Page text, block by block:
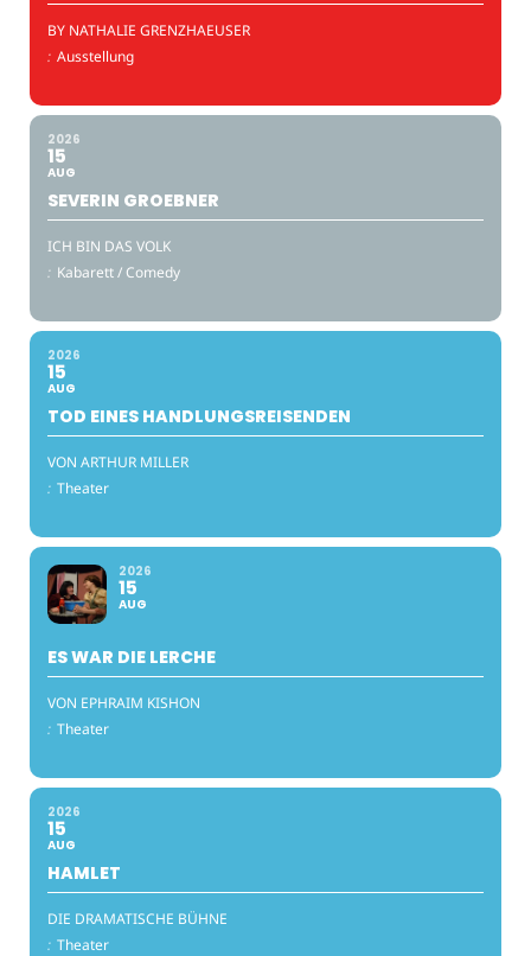
BY NATHALIE GRENZHAEUSER
: Ausstellung
2026
15
AUG
SEVERIN GROEBNER
ICH BIN DAS VOLK
: Kabarett / Comedy
2026
15
AUG
TOD EINES HANDLUNGSREISENDEN
VON ARTHUR MILLER
: Theater
2026
15
AUG
ES WAR DIE LERCHE
VON EPHRAIM KISHON
: Theater
2026
15
AUG
HAMLET
DIE DRAMATISCHE BÜHNE
: Theater